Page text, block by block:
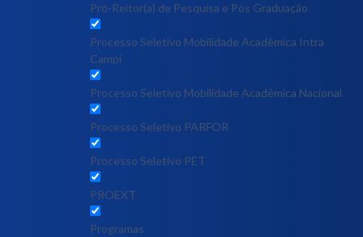
Pró-Reitor(a) de Pesquisa e Pós Graduação
Processo Seletivo Mobilidade Acadêmica Intra
Campi
Processo Seletivo Mobilidade Acadêmica Nacional
Processo Seletivo PARFOR
Processo Seletivo PET
PROEXT
Programas